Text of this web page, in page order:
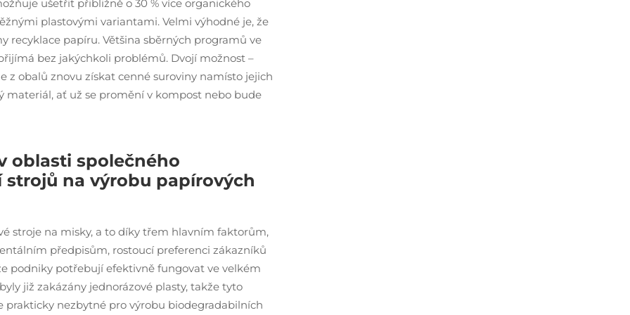
ušetřit přibližně o 30 % více organického
plastovými variantami. Velmi výhodné je, že
recyklace papíru. Většina sběrných programů ve
bez jakýchkoli problémů. Dvojí možnost –
z obalů znovu získat cenné suroviny namísto jejich
materiál, ať už se promění v kompost nebo bude
oblasti společného
na výrobu papírových
stroje na misky, a to díky třem hlavním faktorům,
předpisům, rostoucí preferenci zákazníků
podniky potřebují efektivně fungovat ve velkém
již zakázány jednorázové plasty, takže tyto
prakticky nezbytné pro výrobu biodegradabilních